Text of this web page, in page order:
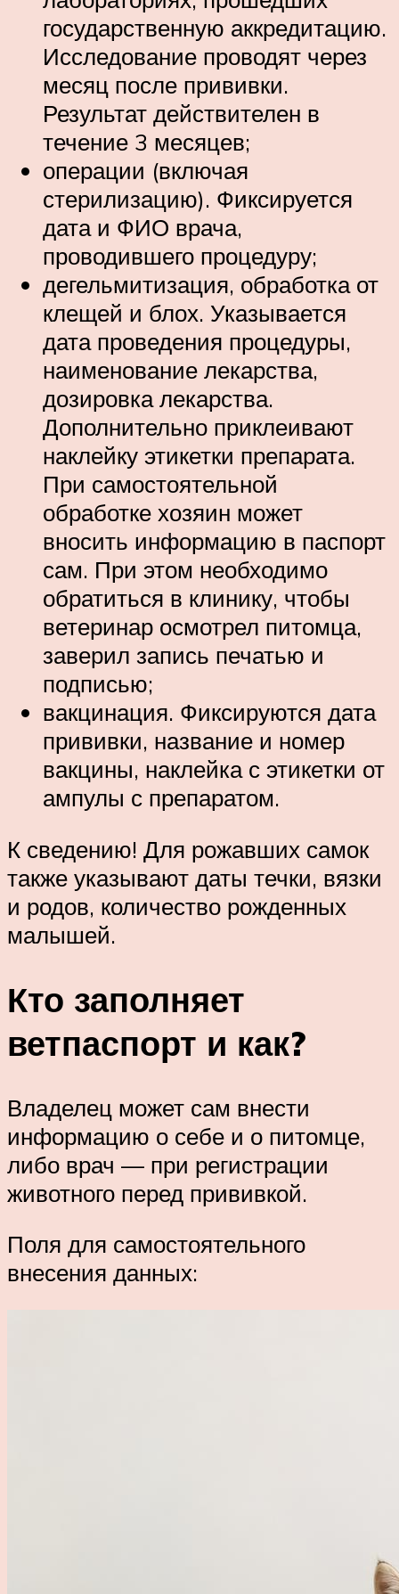
государственную аккредитацию.
Исследование проводят через
месяц после прививки.
Результат действителен в
течение 3 месяцев;
операции (включая
стерилизацию). Фиксируется
дата и ФИО врача,
проводившего процедуру;
дегельмитизация, обработка от
клещей и блох. Указывается
дата проведения процедуры,
наименование лекарства,
дозировка лекарства.
Дополнительно приклеивают
наклейку этикетки препарата.
При самостоятельной
обработке хозяин может
вносить информацию в паспорт
сам. При этом необходимо
обратиться в клинику, чтобы
ветеринар осмотрел питомца,
заверил запись печатью и
подписью;
вакцинация. Фиксируются дата
прививки, название и номер
вакцины, наклейка с этикетки от
ампулы с препаратом.
К сведению! Для рожавших самок
также указывают даты течки, вязки
и родов, количество рожденных
малышей.
Кто заполняет
ветпаспорт и как?
Владелец может сам внести
информацию о себе и о питомце,
либо врач — при регистрации
животного перед прививкой.
Поля для самостоятельного
внесения данных: